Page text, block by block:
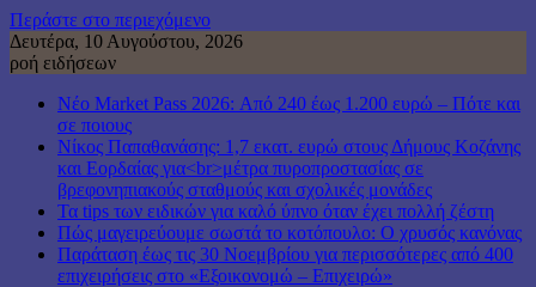
Περάστε στο περιεχόμενο
Δευτέρα, 10 Αυγούστου, 2026
ροή ειδήσεων
Νέο Market Pass 2026: Από 240 έως 1.200 ευρώ – Πότε και
σε ποιους
Νίκος Παπαθανάσης: 1,7 εκατ. ευρώ στους Δήμους Κοζάνης
και Εορδαίας για<br>μέτρα πυροπροστασίας σε
βρεφονηπιακούς σταθμούς και σχολικές μονάδες
Τα tips των ειδικών για καλό ύπνο όταν έχει πολλή ζέστη
Πώς μαγειρεύουμε σωστά το κοτόπουλο: Ο χρυσός κανόνας
Παράταση έως τις 30 Νοεμβρίου για περισσότερες από 400
επιχειρήσεις στο «Εξοικονομώ – Επιχειρώ»